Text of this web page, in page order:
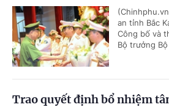
an tỉnh Bắc
Công bố và
Bộ trưởng
Trao quyết định bổ nhiệm